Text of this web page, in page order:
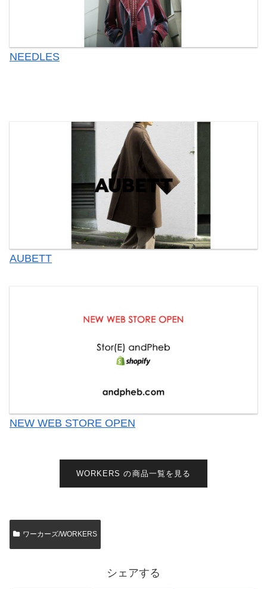
NEEDLES
AUBETT
NEW WEB STORE OPEN
WORKERS の商品一覧を見る
ワーカーズ/WORKERS
シェアする